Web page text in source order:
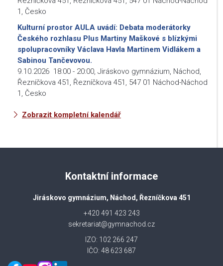
1, Česko
Kulturní prostor AULA uvádí: Debata moderátorky
Českého rozhlasu Plus Martiny Maškové s blízkými
spolupracovníky Václava Havla Martinem Vidlákem a
Sabinou Tančevovou.
9.10.2026 18:00 - 20:00, Jiráskovo gymnázium, Náchod,
Řezníčkova 451, Řezníčkova 451, 547 01 Náchod-Náchod
1, Česko
Zobrazit kompletní kalendář
Kontaktní informace
Jiráskovo gymnázium, Náchod, Řezníčkova 451
+420 491 423 243
sekretariat@gymnachod.cz
IZO: 102 266 247
IČO: 48 623 687